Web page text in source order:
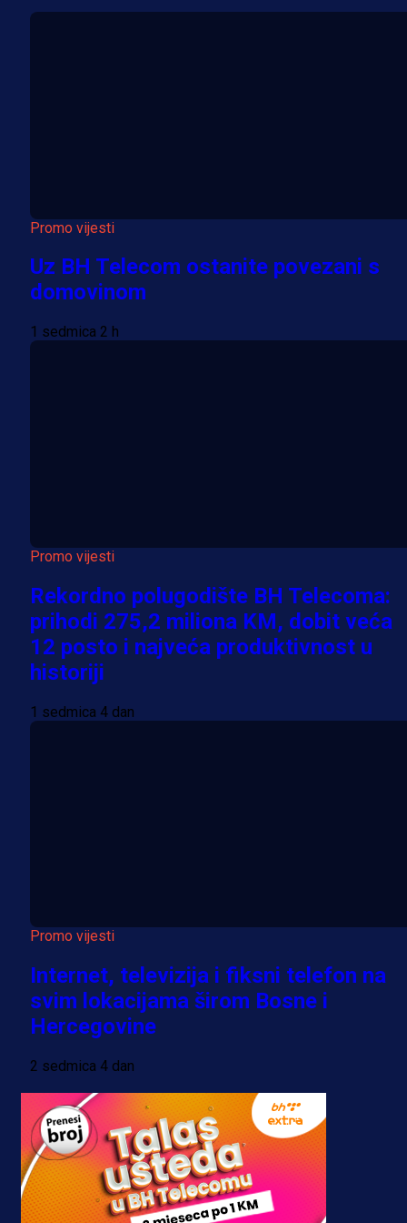
Promo vijesti
Uz BH Telecom ostanite povezani s
domovinom
1 sedmica 2 h
Promo vijesti
Rekordno polugodište BH Telecoma:
prihodi 275,2 miliona KM, dobit veća
12 posto i najveća produktivnost u
historiji
1 sedmica 4 dan
Promo vijesti
Internet, televizija i fiksni telefon na
svim lokacijama širom Bosne i
Hercegovine
2 sedmica 4 dan